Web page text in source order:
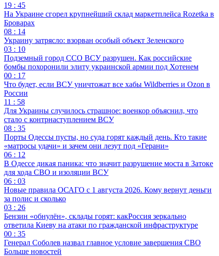
19 : 45
На Украине сгорел крупнейший склад маркетплейса Rozetka в
Броварах
08 : 14
Украину затрясло: взорван особый объект Зеленского
03 : 10
Подземный город ССО ВСУ разрушен. Как российские
бомбы похоронили элиту украинской армии под Хотенем
00 : 17
Что будет, если ВСУ уничтожат все хабы Wildberries и Ozon в
России
11 : 58
Для Украины случилось страшное: военкор объяснил, что
стало с контрнаступлением ВСУ
08 : 35
Порты Одессы пусты, но суда горят каждый день. Кто такие
«матросы удачи» и зачем они лезут под «Герани»
06 : 12
В Одессе дикая паника: что значит разрушение моста в Затоке
для хода СВО и изоляции ВСУ
06 : 03
Новые правила ОСАГО с 1 августа 2026. Кому вернут деньги
за полис и сколько
03 : 26
Бензин «обнулён», склады горят: какРоссия зеркально
ответила Киеву на атаки по гражданской инфраструктуре
00 : 35
Генерал Соболев назвал главное условие завершения СВО
Больше новостей